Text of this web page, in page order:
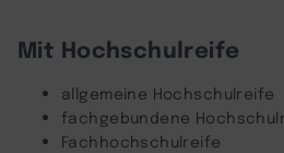
Mit Hochschulreife
allgemeine Hochschulreife
fachgebundene
Fachhochschulreife